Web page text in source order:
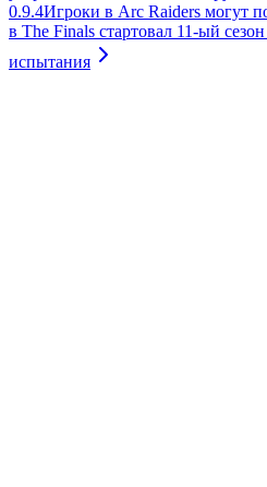
0.9.4Игроки в Arc Raiders могут
в The Finals стартовал 11-ый
испытания